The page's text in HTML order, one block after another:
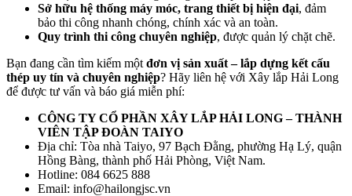
Sở hữu hệ thống máy móc, trang thiết bị hiện đại, đảm
bảo thi công nhanh chóng, chính xác và an toàn.
Quy trình thi công chuyên nghiệp, được quản lý chặt chẽ.
Bạn đang cần tìm kiếm một đơn vị sản xuất – lắp dựng kết cấu
thép uy tín và chuyên nghiệp? Hãy liên hệ với Xây lắp Hải Long
để được tư vấn và báo giá miễn phí:
CÔNG TY CỔ PHẦN XÂY LẮP HẢI LONG – THÀNH
VIÊN TẬP ĐOÀN TAIYO
Địa chỉ: Tòa nhà Taiyo, 97 Bạch Đằng, phường Hạ Lý, quận
Hồng Bàng, thành phố Hải Phòng, Việt Nam.
Hotline: 084 6625 888
Email: info@hailongjsc.vn